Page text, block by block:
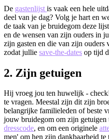
De gastenlijst is vaak een hele
deel van je dag? Volg je hart en
de taak van je bruidegom deze
en de wensen van zijn ouders in
zijn gasten en die van zijn ouders
zodat jullie save-the-dates op tijd
2. Zijn getuigen
Hij vroeg jou ten huwelijk -
te vragen. Meestal zijn dit zijn
belangrijke familieleden of beste
jouw bruidegom om zijn
dresscode, en om een originele
men' om hen zijn dankbaarheid te